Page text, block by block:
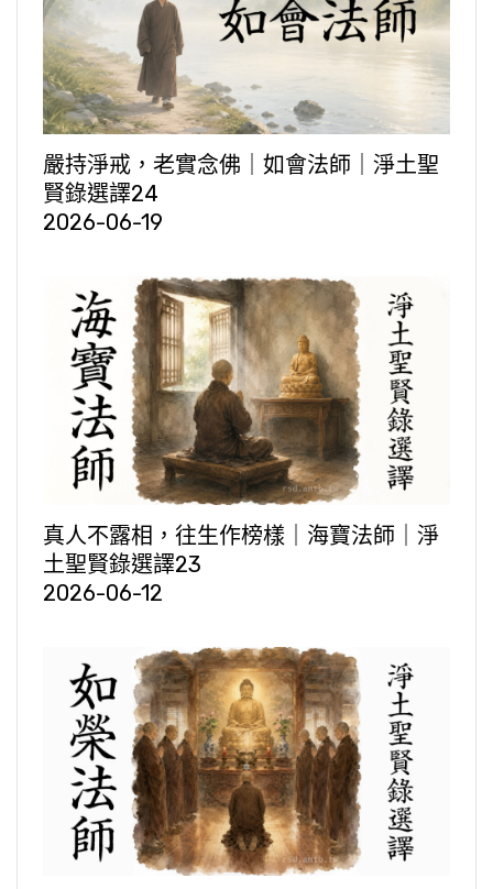
嚴持淨戒，老實念佛｜如會法師｜淨土聖
賢錄選譯24
2026-06-19
真人不露相，往生作榜樣｜海寶法師｜淨
土聖賢錄選譯23
2026-06-12